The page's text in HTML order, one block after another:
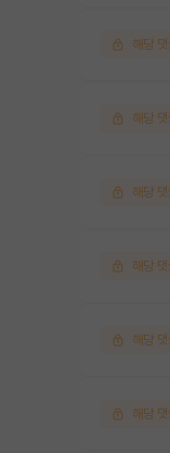
해당
해당
해당
해당
해당
해당